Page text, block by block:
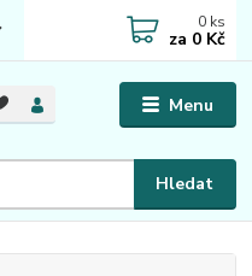
Menu
Hledat
0 ks
za 0 Kč